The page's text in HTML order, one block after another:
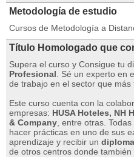
Metodología de estudio
Cursos de Metodología a
Título Homologado que
Supera el curso y Consigue tu
Profesional . Sé un experto en
de trabajo en el sector que más
Este curso cuenta con la
empresas: HUSA Hoteles, NH
& Company , entre otras.
hacer prácticas en uno de sus
aprendizaje y recibir un
de otros centros donde